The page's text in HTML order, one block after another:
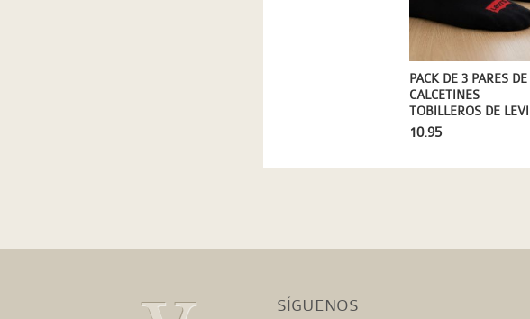
PACK DE 3 PARES DE
CALCETINES
TOBILLEROS DE LEVI
´S EN NEGRO
10.95
SÍGUENOS